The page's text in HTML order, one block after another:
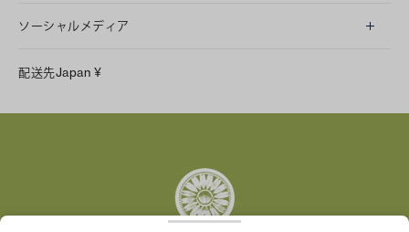
ソーシャルメディア
Facebook
配送先Japan ¥